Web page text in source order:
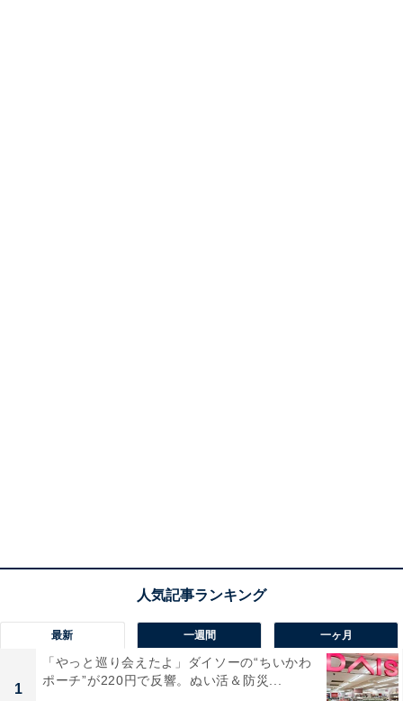
最新 一週間 一ヶ月
1
「やっと巡り会えたよ」ダイソーの“ちいかわ
ポーチ”が220円で反響。ぬい活＆防災...